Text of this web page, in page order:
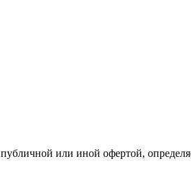
или иной офертой,